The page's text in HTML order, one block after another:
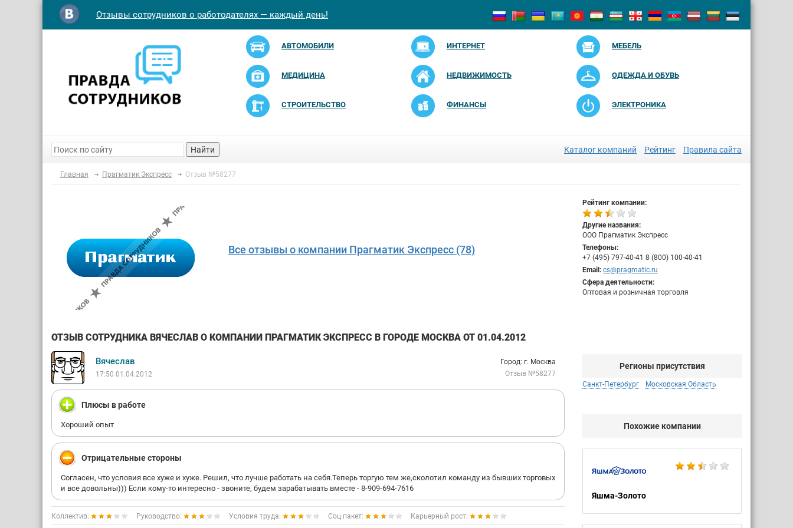
Отзывы сотрудников о работодателях — каждый день!
АВТОМОБИЛИ ИНТЕРНЕТ МЕБЕЛЬ
МЕДИЦИНА НЕДВИЖИМОСТЬ ОДЕЖДА И ОБУВЬ
СТРОИТЕЛЬСТВО ФИНАНСЫ ЭЛЕКТРОНИКА
Найти Каталог компаний Рейтинг Правила сайта
Главная Прагматик Экспресс Отзыв №58277
Все отзывы о компании Прагматик Экспресс (78)
Рейтинг компании:
Другие названия:
ООО Прагматик Экспресс
Телефоны:
+7 (495) 797-40-41 8 (800) 100-40-41
Email: cs@pragmatic.ru
Сфера деятельности:
Оптовая и розничная торговля
ОТЗЫВ СОТРУДНИКА ВЯЧЕСЛАВ О КОМПАНИИ ПРАГМАТИК ЭКСПРЕСС В ГОРОДЕ МОСКВА ОТ 01.04.2012
Вячеслав
17:50 01.04.2012
Город: г. Москва
Отзыв №58277
Плюсы в работе
Хороший опыт
Отрицательные стороны
Согласен, что условия все хуже и хуже. Решил, что лучше работать на себя.Теперь торгую тем же,сколотил команду из бывших торговых
и все довольны))) Если кому-то интересно - звоните, будем зарабатывать вместе - 8-909-694-7616
Коллектив: Руководство: Условия труда: Соц.пакет: Карьерный рост:
Регионы присутствия
Санкт-Петербург Московская Область
Похожие компании
Яшма-Золото